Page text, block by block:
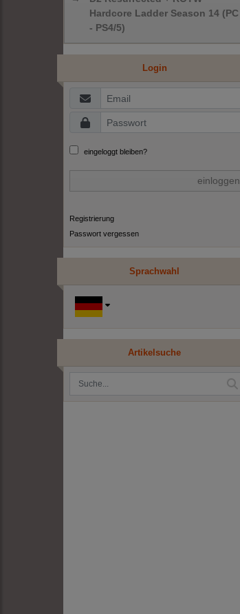
Hardcore Ladder Season 14 (PC
- PS4/5)
Login
eingeloggt bleiben?
einloggen
Registrierung
Passwort vergessen
Sprachwahl
Artikelsuche